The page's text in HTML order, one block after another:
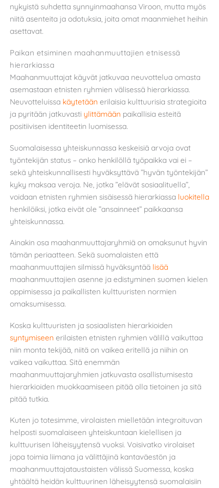
nykyistä suhdetta synnyinmaahansa Viroon, mutta myös
niitä asenteita ja odotuksia, joita omat maanmiehet heihin
asettavat.
Paikan etsiminen maahanmuuttajien etnisessä
hierarkiassa
Maahanmuuttajat käyvät jatkuvaa neuvottelua omasta
asemastaan etnisten ryhmien välisessä hierarkiassa.
Neuvotteluissa käytetään erilaisia kulttuurisia strategioita
ja pyritään jatkuvasti ylittämään paikallisia esteitä
positiivisen identiteetin luomisessa.
Suomalaisessa yhteiskunnassa keskeisiä arvoja ovat
työntekijän status – onko henkilöllä työpaikka vai ei –
sekä yhteiskunnallisesti hyväksyttävä ”hyvän työntekijän”
kyky maksaa veroja. Ne, jotka ”elävät sosiaalituella”,
voidaan etnisten ryhmien sisäisessä hierarkiassa luokitella
henkilöiksi, jotka eivät ole ”ansainneet” paikkaansa
yhteiskunnassa.
Ainakin osa maahanmuuttajaryhmiä on omaksunut hyvin
tämän periaatteen. Sekä suomalaisten että
maahanmuuttajien silmissä hyväksyntää lisää
maahanmuuttajien asenne ja edistyminen suomen kielen
oppimisessa ja paikallisten kulttuuristen normien
omaksumisessa.
Koska kulttuuristen ja sosiaalisten hierarkioiden
syntymiseen erilaisten etnisten ryhmien välillä vaikuttaa
niin monta tekijää, niitä on vaikea eritellä ja niihin on
vaikea vaikuttaa. Sitä enemmän
maahanmuuttajaryhmien jatkuvasta osallistumisesta
hierarkioiden muokkaamiseen pitää olla tietoinen ja sitä
pitää tutkia.
Kuten jo totesimme, virolaisten mielletään integroituvan
helposti suomalaiseen yhteiskuntaan kielellisen ja
kulttuurisen läheisyytensä vuoksi. Voisivatko virolaiset
jopa toimia liimana ja välittäjinä kantaväestön ja
maahanmuuttajataustaisten välissä Suomessa, koska
yhtäältä heidän kulttuurinen läheisyytensä suomalaisiin